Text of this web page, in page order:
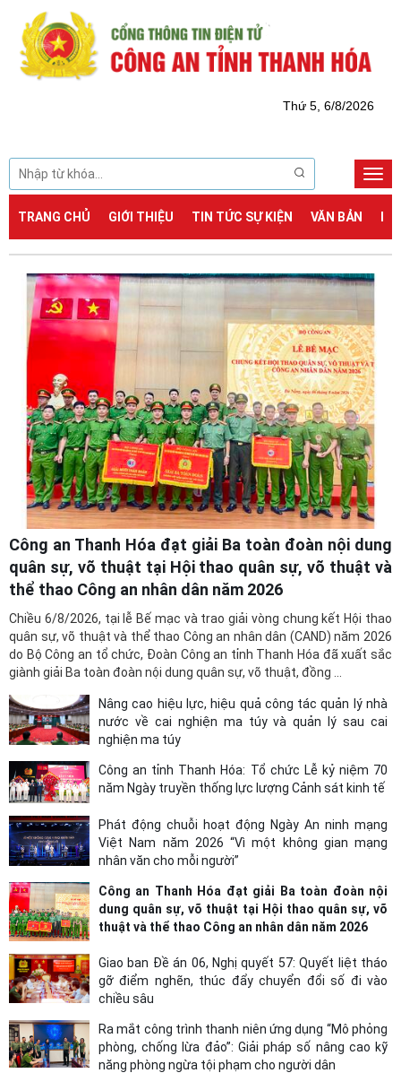
Thứ 5, 6/8/2026
TRANG CHỦ GIỚI THIỆU TIN TỨC SỰ KIỆN VĂN BẢN
Công an Thanh Hóa đạt giải Ba toàn đoàn nội dung
quân sự, võ thuật tại Hội thao quân sự, võ thuật và
thể thao Công an nhân dân năm 2026
Chiều 6/8/2026, tại lễ Bế mạc và trao giải vòng chung kết Hội thao
quân sự, võ thuật và thể thao Công an nhân dân (CAND) năm 2026
do Bộ Công an tổ chức, Đoàn Công an tỉnh Thanh Hóa đã xuất sắc
giành giải Ba toàn đoàn nội dung quân sự, võ thuật, đồng ...
Nâng cao hiệu lực, hiệu quả công tác quản lý nhà
nước về cai nghiện ma túy và quản lý sau cai
nghiện ma túy
Công an tỉnh Thanh Hóa: Tổ chức Lễ kỷ niệm 70
năm Ngày truyền thống lực lượng Cảnh sát kinh tế
Phát động chuỗi hoạt động Ngày An ninh mạng
Việt Nam năm 2026 “Vì một không gian mạng
nhân văn cho mỗi người”
Công an Thanh Hóa đạt giải Ba toàn đoàn nội
dung quân sự, võ thuật tại Hội thao quân sự, võ
thuật và thể thao Công an nhân dân năm 2026
Giao ban Đề án 06, Nghị quyết 57: Quyết liệt tháo
gỡ điểm nghẽn, thúc đẩy chuyển đổi số đi vào
chiều sâu
Ra mắt công trình thanh niên ứng dụng “Mô phỏng
phòng, chống lừa đảo”: Giải pháp số nâng cao kỹ
năng phòng ngừa tội phạm cho người dân